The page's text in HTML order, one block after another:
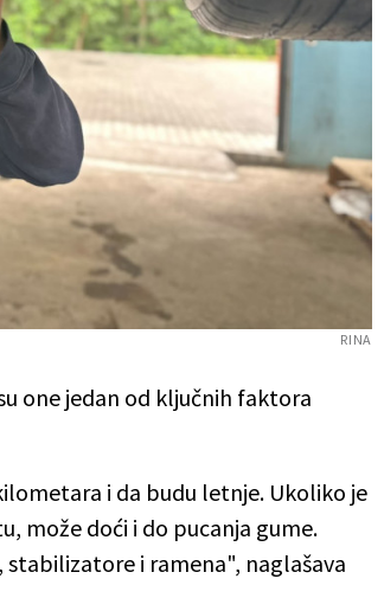
RINA
one jedan od ključnih faktora
i da budu letnje. Ukoliko je
može doći i do pucanja gume.
i ramena", naglašava